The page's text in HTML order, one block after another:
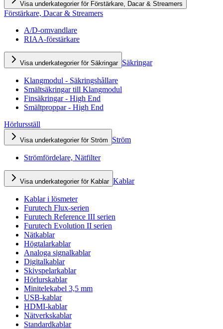
Visa underkategorier för Förstärkare, Dacar & Streamers
Förstärkare, Dacar & Streamers
A/D-omvandlare
RIAA-förstärkare
Visa underkategorier för Säkringar Säkringar
Klangmodul - Säkringshållare
Smältsäkringar till Klangmodul
Finsäkringar - High End
Smältproppar - High End
Hörlursställ
Visa underkategorier för Ström Ström
Strömfördelare, Nätfilter
Visa underkategorier för Kablar Kablar
Kablar i lösmeter
Furutech Flux-serien
Furutech Reference III serien
Furutech Evolution II serien
Nätkablar
Högtalarkablar
Analoga signalkablar
Digitalkablar
Skivspelarkablar
Hörlurskablar
Minitelekabel 3,5 mm
USB-kablar
HDMI-kablar
Nätverkskablar
Standardkablar